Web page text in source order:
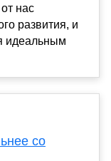
нас
развития, и
идеальным
со